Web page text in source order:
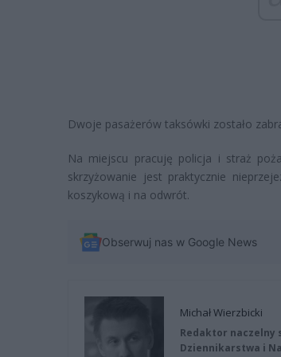
Dwoje pasażerów taksówki zostało
Na miejscu pracuję policja i straż
skrzyżowanie jest praktycznie
koszykową i na odwrót.
Obserwuj nas w Google News
Michał Wierzbicki
Redaktor naczelny
Dziennikarstwa i